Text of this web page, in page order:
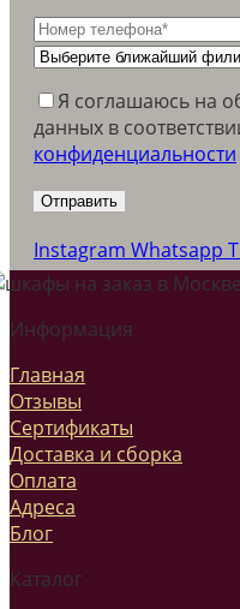
Я соглашаюсь на
данных в
конфиденциальности
Instagram Whatsapp
Информация
Главная
Отзывы
Сертификаты
Доставка и сборка
Оплата
Адреса
Блог
Каталог